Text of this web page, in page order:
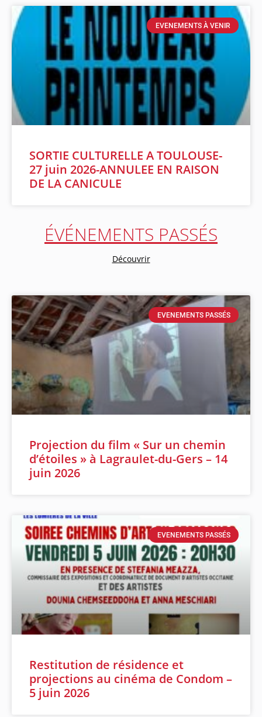
EVENEMENTS À VENIR
SORTIE CULTURELLE A TOULOUSE-
27 juin 2026-ANNULEE EN RAISON
DE LA CANICULE
EVENEMENTS PASSÉS
Projection du film « Sur un chemin
d’étoiles » à Lagraulet-du-Gers – 14
juin 2026
EVENEMENTS PASSÉS
Restitution de résidence et
projections au cinéma de Condom –
5 juin 2026
ÉVÉNEMENTS PASSÉS
Découvrir